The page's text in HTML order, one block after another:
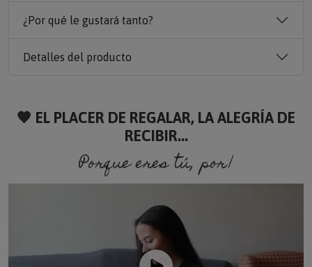
¿Por qué le gustará tanto?
Detalles del producto
🧡 EL PLACER DE REGALAR, LA ALEGRÍA DE
RECIBIR...
Porque eres tú, porque s